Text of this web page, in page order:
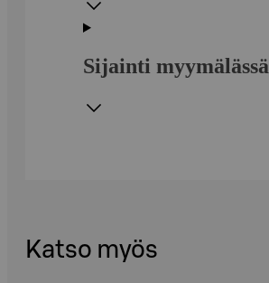
Sijainti myymälässä
Katso myös